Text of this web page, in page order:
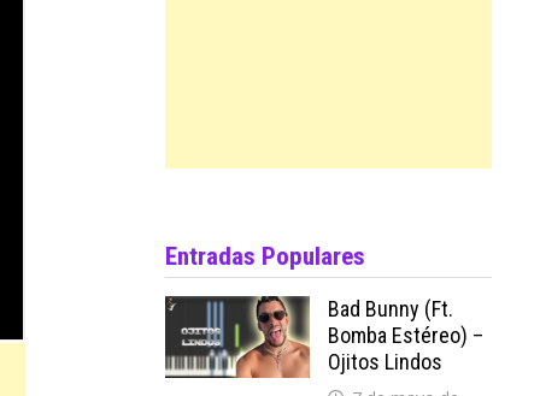
Entradas Populares
Bad Bunny (ft.
Bomba Estéreo) –
Ojitos Lindos